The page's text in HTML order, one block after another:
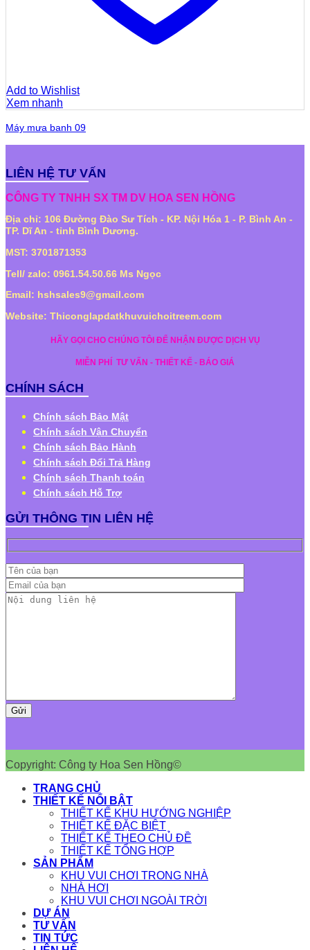
Add to Wishlist
Xem nhanh
Máy mưa banh 09
LIÊN HỆ TƯ VẤN
CÔNG TY TNHH SX TM DV HOA SEN HỒNG
Địa chỉ: 106 Đường Đào Sư Tích - KP. Nội Hóa 1 - P. Bình An -
TP. Dĩ An - tỉnh Bình Dương.
MST: 3701871353
Tell/ zalo: 0961.54.50.66 Ms Ngọc
Email: hshsales9@gmail.com
Website: Thiconglapdatkhuvuichoitreem.com
HÃY GỌI CHO CHÚNG TÔI ĐỂ NHẬN ĐƯỢC DỊCH VỤ
MIỄN PHÍ TƯ VẤN - THIẾT KẾ - BÁO GIÁ
CHÍNH SÁCH
Chính sách Bảo Mật
Chính sách Vận Chuyển
Chính sách Bảo Hành
Chính sách Đổi Trả Hàng
Chính sách Thanh toán
Chính sách Hỗ Trợ
GỬI THÔNG TIN LIÊN HỆ
Copyright: Công ty Hoa Sen Hồng©
TRANG CHỦ
THIẾT KẾ NỔI BẬT
THIẾT KẾ KHU HƯỚNG NGHIỆP
THIẾT KẾ ĐẶC BIỆT
THIẾT KẾ THEO CHỦ ĐỀ
THIẾT KẾ TỔNG HỢP
SẢN PHẨM
KHU VUI CHƠI TRONG NHÀ
NHÀ HƠI
KHU VUI CHƠI NGOÀI TRỜI
DỰ ÁN
TƯ VẤN
TIN TỨC